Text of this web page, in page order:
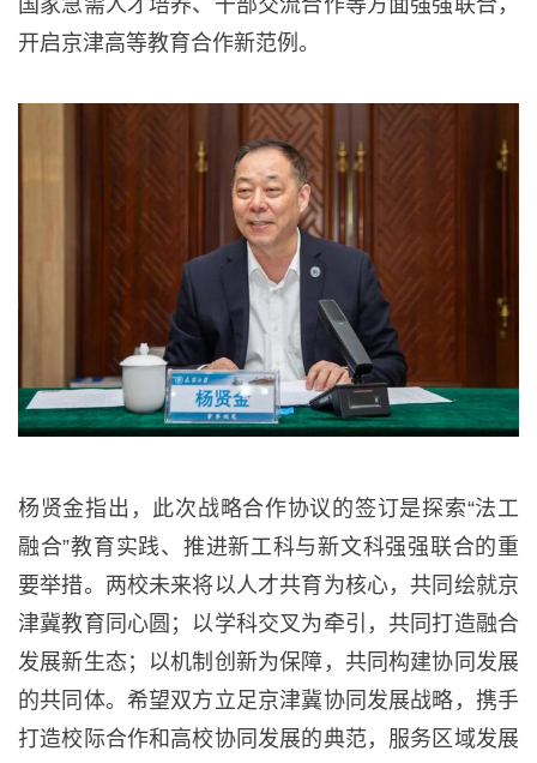
开启京津高等教育合作新范例。
杨贤金指出，此次战略合作协议的签订是探索“法工
融合”教育实践、推进新工科与新文科强强联合的重
要举措。两校未来将以人才共育为核心，共同绘就京
津冀教育同心圆；以学科交叉为牵引，共同打造融合
发展新生态；以机制创新为保障，共同构建协同发展
的共同体。希望双方立足京津冀协同发展战略，携手
打造校际合作和高校协同发展的典范，服务区域发展